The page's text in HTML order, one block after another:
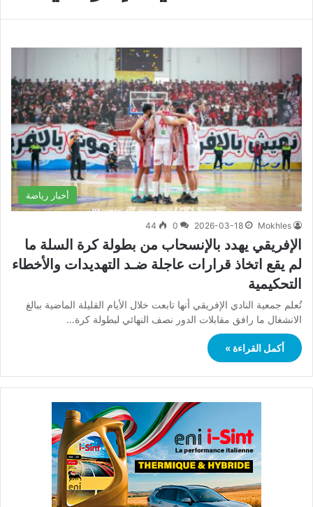
أخبار رياضة
Mokhles
2026-03-18
0
44
الإفريقي يهدد بالإنسحاب من بطولة كرة السلة ما
لم يقع اتخاذ قرارات عاجلة ضـد التهديدات والأخطاء
التحكيمية
تُعلم جمعية النادي الإفريقي أنها تابعت خلال الأيام القليلة الماضية ببالغ
الانشغال ما رافق مقابلات الدور نصف النهائي لبطولة كرة…
أكمل القراءة »